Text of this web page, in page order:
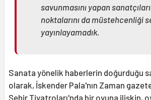
savunmasını yapan
noktalarını da müstehcenliği
yayınlayamadık.
Sanata yönelik haberlerin doğurdu­ğu
olarak, İskender Pala'nın Zaman
Şehir Tiyatroları'nda bir oyuna ilişkin,